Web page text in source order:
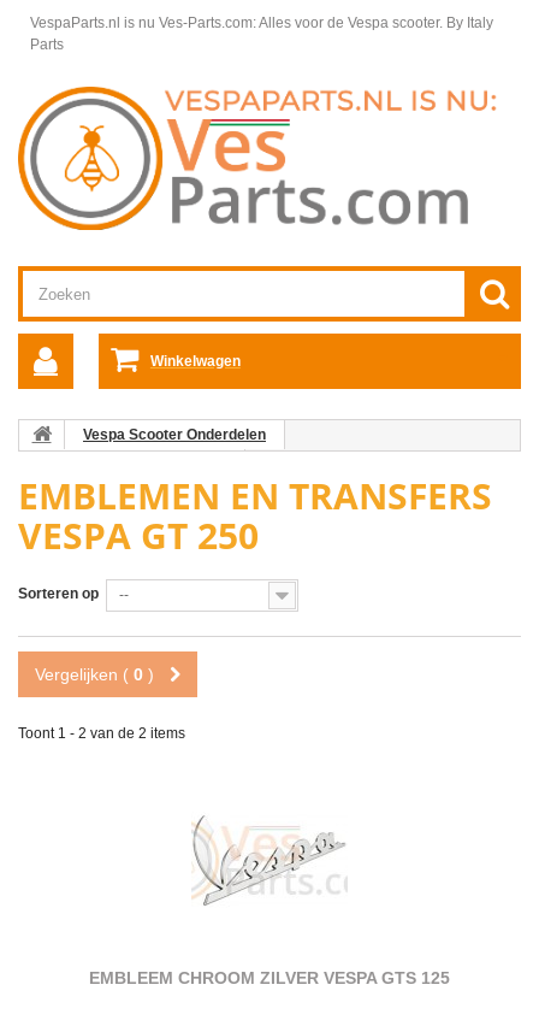
VespaParts.nl is nu Ves-Parts.com: Alles voor de Vespa scooter. By Italy
Parts
Winkelwagen
Vespa Scooter Onderdelen
Emblemen en transfers Vespa GTS/GTV/GT
Emblemen en transfers Vespa GT
GT 250
EMBLEMEN EN TRANSFERS
VESPA GT 250
Sorteren op --
Vergelijken ( 0 )
Toont 1 - 2 van de 2 items
EMBLEEM CHROOM ZILVER VESPA GTS 125